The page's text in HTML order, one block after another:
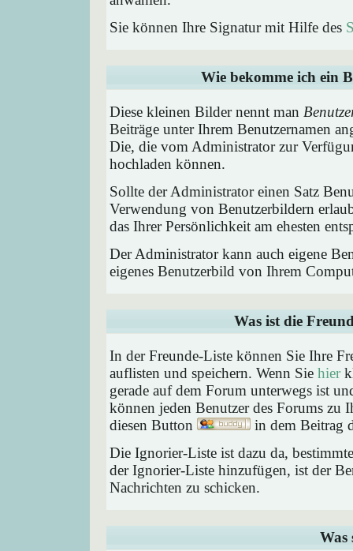
Sie können Ihre Signatur mit Hilfe des
Wie bekomme ich ein
Diese kleinen Bilder nennt man
Beiträge unter Ihrem Benutzernamen
Die, die vom Administrator zur
hochladen können.
Sollte der Administrator einen Satz
Verwendung von Benutzerbildern
das Ihrer Persönlichkeit am ehesten
Der Administrator kann auch eigene
eigenes Benutzerbild von Ihrem
Was ist die
In der Freunde-Liste können Sie Ihre
auflisten und speichern. Wenn Sie hier
gerade auf dem Forum unterwegs ist
können jeden Benutzer des Forums zu
diesen Button
in dem Beitrag
Die Ignorier-Liste ist dazu da,
der Ignorier-Liste hinzufügen, ist der
Nachrichten zu schicken.
Was